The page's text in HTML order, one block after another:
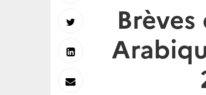
sur
Facebook
Partager
sur
Partager
sur
Envoyer